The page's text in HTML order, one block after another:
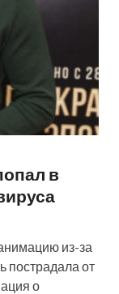
в
из-за
пострадала от
о